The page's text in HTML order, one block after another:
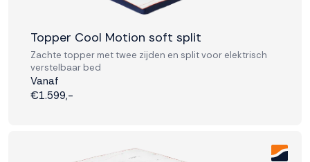
Weigeren
Topper Cool Motion soft split
Zachte topper met twee zijden en split voor elektrisch
verstelbaar bed
Vanaf
€1.599,-